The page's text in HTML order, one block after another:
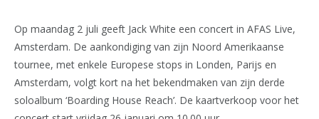
Op maandag 2 juli geeft Jack White een concert in AFAS Live,
Amsterdam. De aankondiging van zijn Noord Amerikaanse
tournee, met enkele Europese stops in Londen, Parijs en
Amsterdam, volgt kort na het bekendmaken van zijn derde
soloalbum ‘Boarding House Reach’. De kaartverkoop voor het